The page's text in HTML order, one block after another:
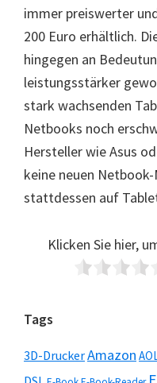
immer preiswerter
200 Euro erhältlich.
hingegen an
leistungsstärker
stark wachsenden
Netbooks noch
Hersteller wie Asus
keine neuen
stattdessen auf
Klicken Sie hier,
Seitenspalte
Tags
3D-DruckerAmazon